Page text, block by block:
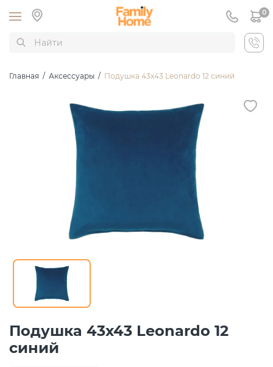
0
Главная / Аксессуары / Подушка 43х43 Leonardo 12 синий
Подушка 43х43 Leonardo 12
синий